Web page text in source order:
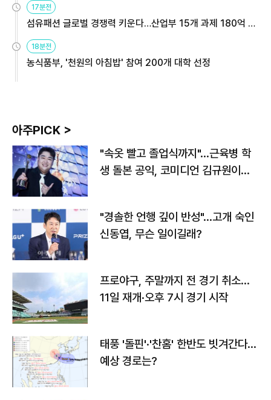
17분전
섬유패션 글로벌 경쟁력 키운다…산업부 15개 과제 180억 지
원
18분전
농식품부, '천원의 아침밥' 참여 200개 대학 선정
아주PICK >
"속옷 빨고 졸업식까지"…근육병 학
생 돌본 공익, 코미디언 김규원이었
"경솔한 언행 깊이 반성"…고개 숙인
신동엽, 무슨 일이길래?
프로야구, 주말까지 전 경기 취소…
11일 재개·오후 7시 경기 시작
태풍 '돌핀'·'찬홈' 한반도 빗겨간다…
예상 경로는?